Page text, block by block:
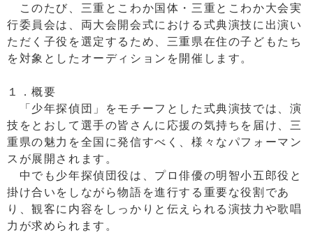
このたび、三重とこわか国体・三重とこわか大会実
行委員会は、両大会開会式における式典演技に出演い
ただく子役を選定するため、三重県在住の子どもたち
を対象としたオーディションを開催します。
１．概要
「少年探偵団」をモチーフとした式典演技では、演
技をとおして選手の皆さんに応援の気持ちを届け、三
重県の魅力を全国に発信すべく、様々なパフォーマン
スが展開されます。
中でも少年探偵団役は、プロ俳優の明智小五郎役と
掛け合いをしながら物語を進行する重要な役割であ
り、観客に内容をしっかりと伝えられる演技力や歌唱
力が求められます。